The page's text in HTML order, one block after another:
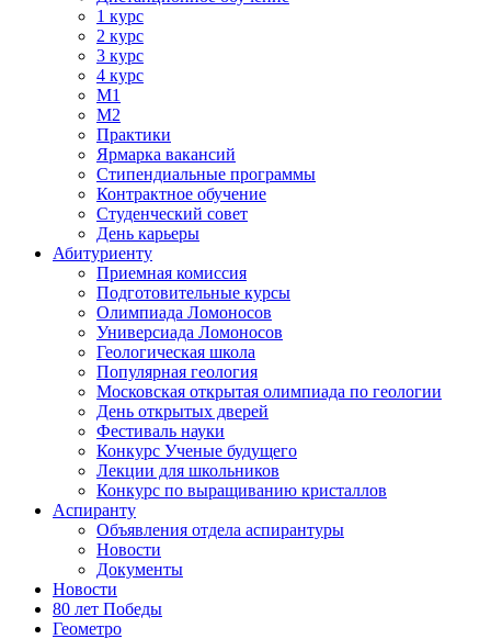
1 курс
2 курс
3 курс
4 курс
М1
М2
Практики
Ярмарка вакансий
Стипендиальные программы
Контрактное обучение
Студенческий совет
День карьеры
Абитуриенту
Приемная комиссия
Подготовительные курсы
Олимпиада Ломоносов
Универсиада Ломоносов
Геологическая школа
Популярная геология
Московская открытая олимпиада по геологии
День открытых дверей
Фестиваль науки
Конкурс Ученые будущего
Лекции для школьников
Конкурс по выращиванию кристаллов
Аспиранту
Объявления отдела аспирантуры
Новости
Документы
Новости
80 лет Победы
Геометро